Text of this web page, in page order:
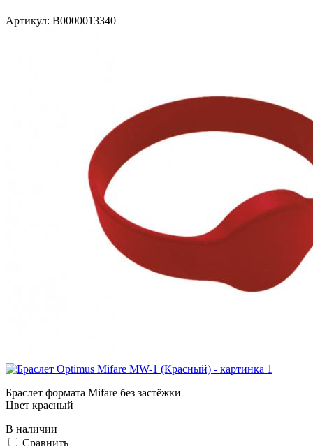
Артикул: В0000013340
Браслет формата Mifare без застёжки
Цвет красный
В наличии
Cравнить